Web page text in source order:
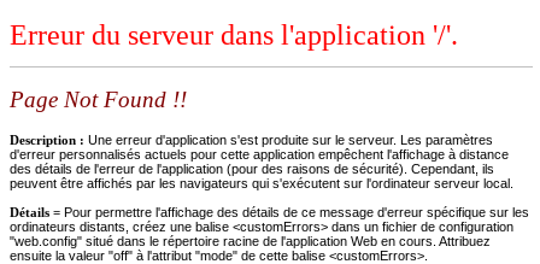
Erreur du serveur dans l'application '/'.
Page Not Found !!
Description : Une erreur d'application s'est produite sur le serveur. Les paramètres
d'erreur personnalisés actuels pour cette application empêchent l'affichage à distance
des détails de l'erreur de l'application (pour des raisons de sécurité). Cependant, ils
peuvent être affichés par les navigateurs qui s'exécutent sur l'ordinateur serveur local.
Détails = Pour permettre l'affichage des détails de ce message d'erreur spécifique sur les
ordinateurs distants, créez une balise <customErrors> dans un fichier de configuration
"web.config" situé dans le répertoire racine de l'application Web en cours. Attribuez
ensuite la valeur "off" à l'attribut "mode" de cette balise <customErrors>.